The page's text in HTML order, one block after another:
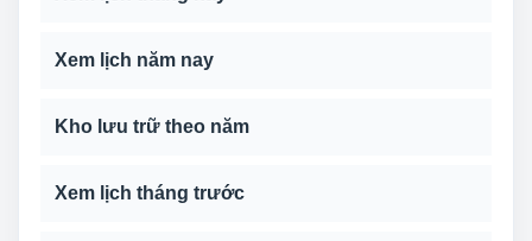
Xem lịch năm nay
Kho lưu trữ theo năm
Xem lịch tháng trước